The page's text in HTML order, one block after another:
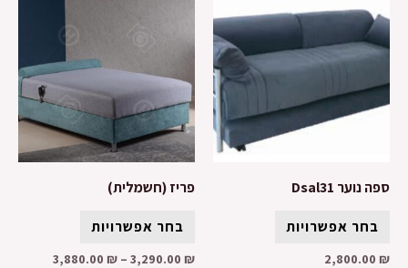
ספה נוער Dsal31
בחר אפשרויות
2,800.00 ₪
פריז (חשמלית)
בחר אפשרויות
3,290.00 ₪
–
3,880.00 ₪